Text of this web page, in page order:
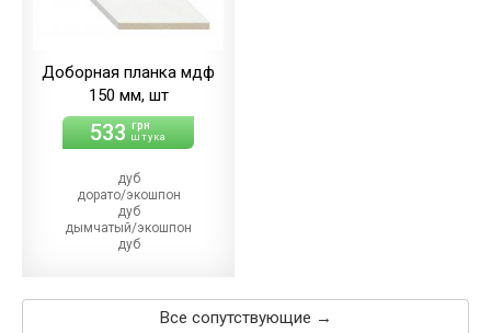
Доборная планка мдф
150 мм, шт
533 грн
штука
дуб
дорато/экошпон
дуб
дымчатый/экошпон
дуб
(+10.00 грн)Все сопутствующие →